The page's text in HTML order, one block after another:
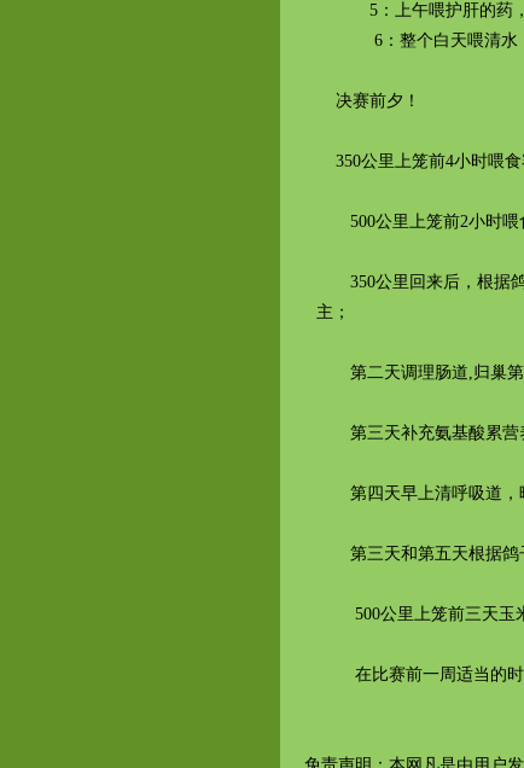
5：上午喂护肝的药
6：整个白天喂清水，
决赛前夕！
350公里上笼前4小时喂食
500公里上笼前2小时喂
350公里回来后，根据鸽
主；
第二天调理肠道,归巢第
第三天补充氨基酸累营
第四天早上清呼吸道，
第三天和第五天根据鸽子
500公里上笼前三天玉米
在比赛前一周适当的时